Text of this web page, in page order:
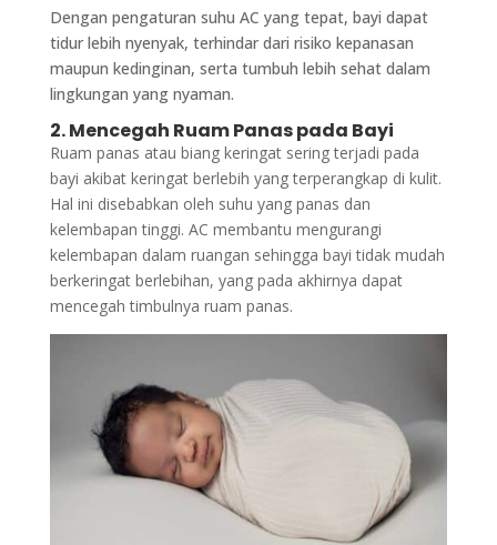
Dengan pengaturan suhu AC yang tepat, bayi dapat
tidur lebih nyenyak, terhindar dari risiko kepanasan
maupun kedinginan, serta tumbuh lebih sehat dalam
lingkungan yang nyaman.
2. Mencegah Ruam Panas pada Bayi
Ruam panas atau biang keringat sering terjadi pada
bayi akibat keringat berlebih yang terperangkap di kulit.
Hal ini disebabkan oleh suhu yang panas dan
kelembapan tinggi. AC membantu mengurangi
kelembapan dalam ruangan sehingga bayi tidak mudah
berkeringat berlebihan, yang pada akhirnya dapat
mencegah timbulnya ruam panas.